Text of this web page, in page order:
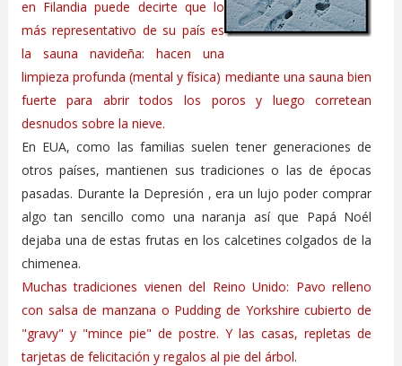
en Filandia puede decirte que lo
más representativo de su país es
la sauna navideña: hacen una
limpieza profunda (mental y física) mediante una sauna bien
fuerte para abrir todos los poros y luego corretean
desnudos sobre la nieve.
En EUA, como las familias suelen tener generaciones de
otros países, mantienen sus tradiciones o las de épocas
pasadas. Durante la Depresión , era un lujo poder comprar
algo tan sencillo como una naranja así que Papá Noél
dejaba una de estas frutas en los calcetines colgados de la
chimenea.
Muchas tradiciones vienen del Reino Unido: Pavo relleno
con salsa de manzana o Pudding de Yorkshire cubierto de
"gravy" y "mince pie" de postre. Y las casas, repletas de
tarjetas de felicitación y regalos al pie del árbol.